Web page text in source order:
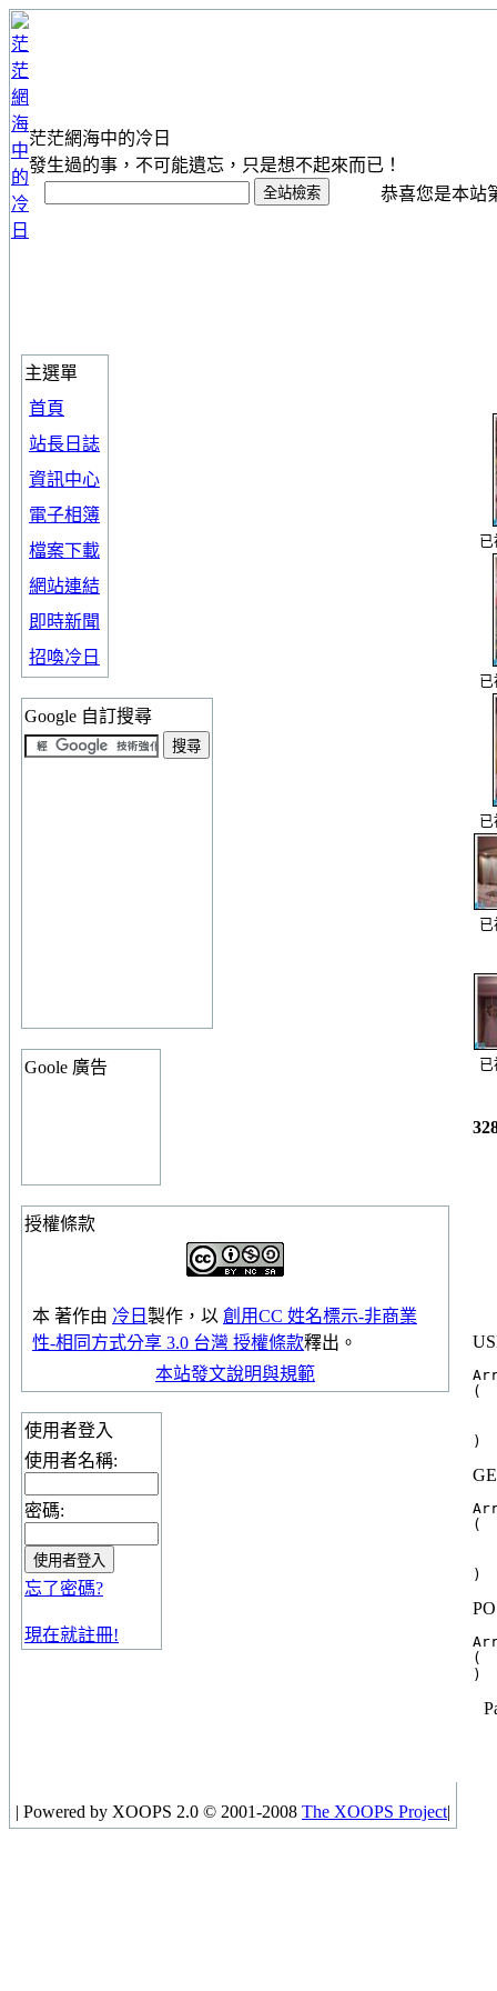
茫茫網海中的冷日
發生過的事，不可能遺忘，只是想不起來而已！
恭喜您是本站
主選單
首頁
站長日誌
資訊中心
電子相簿
檔案下載
網站連結
即時新聞
招喚冷日
Google 自訂搜尋
Goole 廣告
授權條款
本 著作由 冷日 製作，以 創用CC 姓名標示-非商業
性-相同方式分享 3.0 台灣 授權條款釋出。
本站發文說明與規範
使用者登入
使用者名稱:
密碼:
忘了密碼?
現在就註冊!
已
已
已
已
已
(
(
(
| Powered by XOOPS 2.0 © 2001-2008 The XOOPS Project|